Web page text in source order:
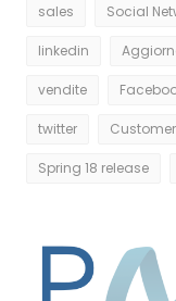
sales Social
linkedin
vendite
twitter
Spring 18 release